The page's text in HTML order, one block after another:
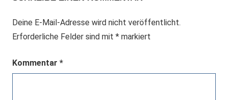
Deine E-Mail-Adresse wird nicht veröffentlicht.
Erforderliche Felder sind mit * markiert
Kommentar *